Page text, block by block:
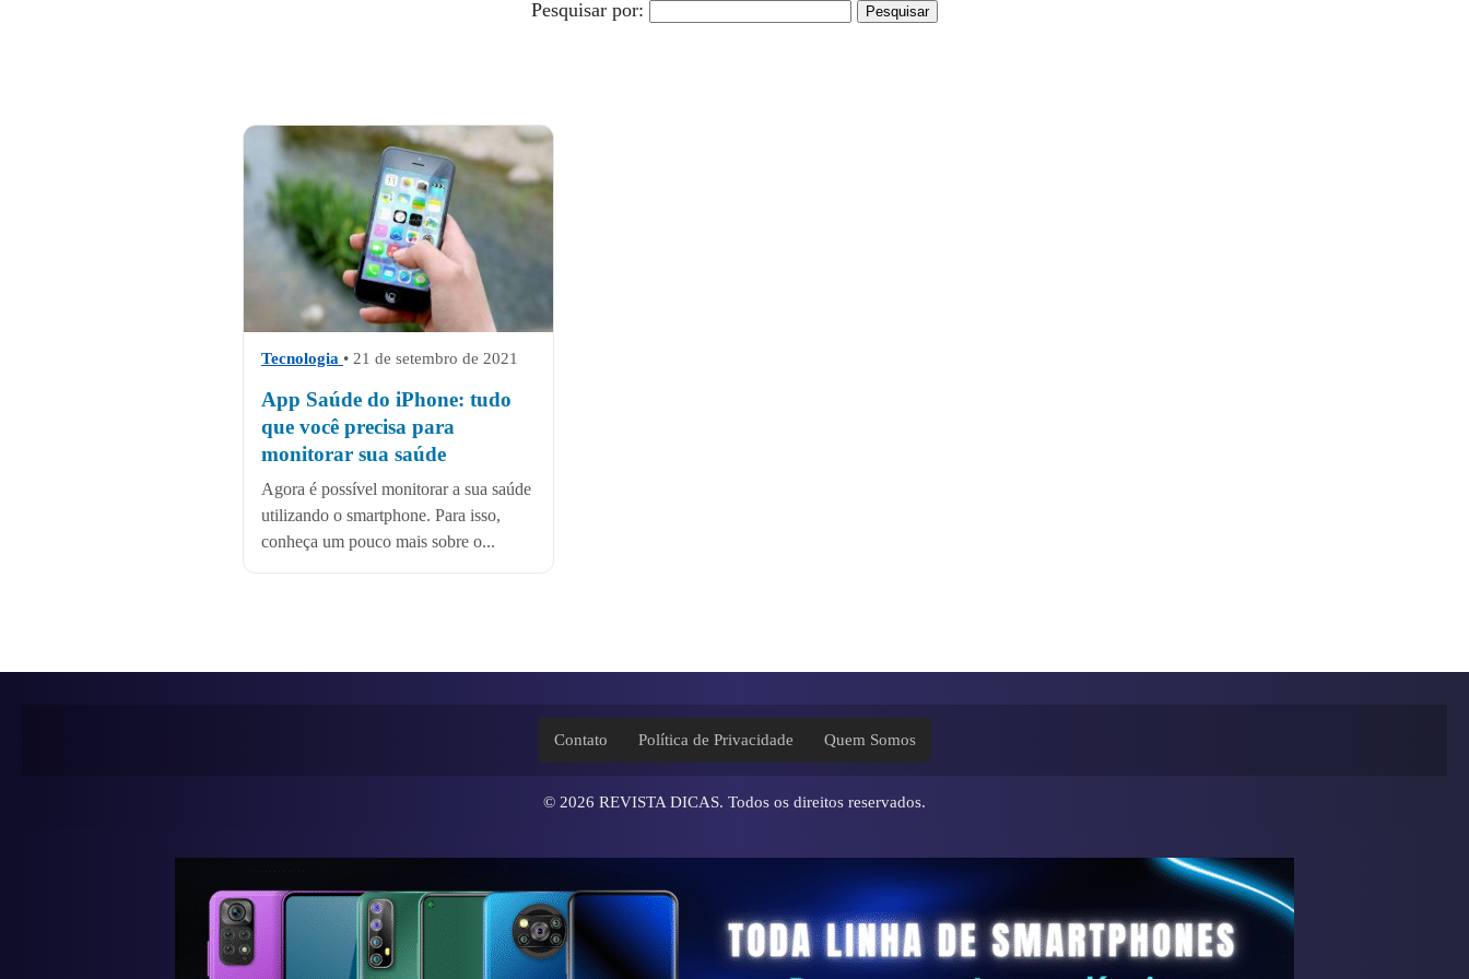
Pesquisar por:
Tecnologia • 21 de setembro de 2021
App Saúde do iPhone: tudo
que você precisa para
monitorar sua saúde
Agora é possível monitorar a sua saúde
utilizando o smartphone. Para isso,
conheça um pouco mais sobre o...
Contato Política de Privacidade Quem Somos
© 2026 REVISTA DICAS. Todos os direitos reservados.